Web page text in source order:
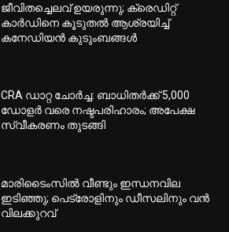
ജീവിതച്ചെലവ് ഉയരുന്നു; ക്രെഡിറ്റ്
കാർഡിനെ കൂടുതൽ ആശ്രയിച്ച്
കനേഡിയൻ കുടുംബങ്ങൾ
CRA ഡാറ്റ ചോർച്ച: ബാധിതർക്ക് 5,000
ഡോളർ വരെ നഷ്ടപരിഹാരം; അപേക്ഷ
സ്വീകരണം തുടങ്ങി
മാരിടൈംസിൽ വീണ്ടും ഇന്ധനവില
ഇടിഞ്ഞു; പെട്രോളിനും ഡീസലിനും വൻ
വിലക്കുറവ്